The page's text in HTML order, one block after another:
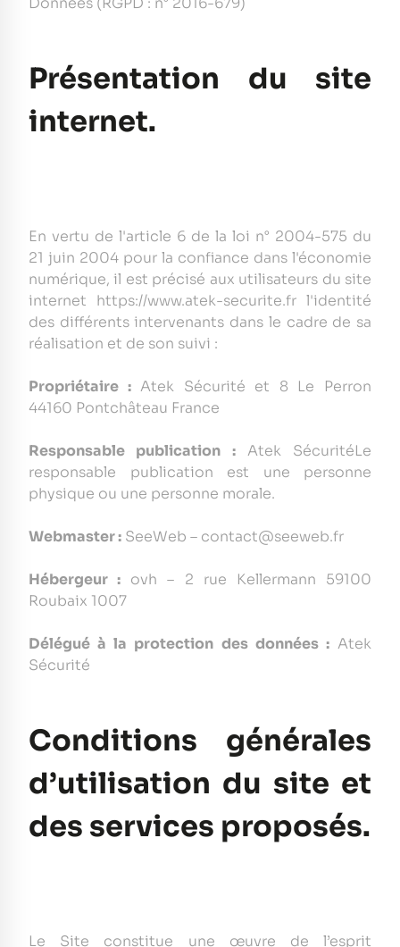
Présentation du site
internet.
En vertu de l'article 6 de la loi n° 2004-575 du
21 juin 2004 pour la confiance dans l'économie
numérique, il est précisé aux utilisateurs du site
internet https://www.atek-securite.fr l'identité
des différents intervenants dans le cadre de sa
réalisation et de son suivi :
Propriétaire :Atek Sécurité et 8 Le Perron
44160 Pontchâteau France
Responsable publication :Atek SécuritéLe
responsable publication est une personne
physique ou une personne morale.
Webmaster : SeeWeb – contact@seeweb.fr
Hébergeur : ovh – 2 rue Kellermann 59100
Roubaix 1007
Délégué à la protection des données :Atek
Sécurité
Conditions générales
d’utilisation du site et
des services proposés.
Le Site constitue une œuvre de l’esprit